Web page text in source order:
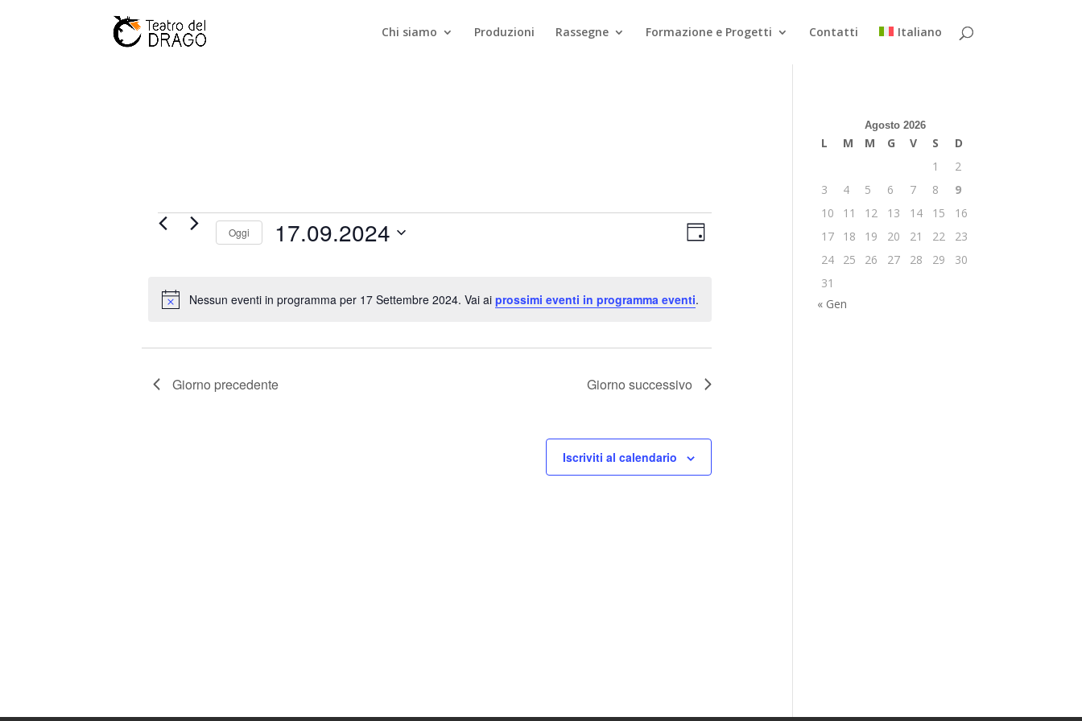
Chi siamo Produzioni Rassegne Formazione e Progetti Contatti Italiano
Eventi
Settembre Notice
Nessun eventi in programma per 17 Settembre 2024. Vai ai prossimi eventi in programma eventi.
Viste
Navigazione
Evento
Viste
Giorno
Oggi 17.09.2024
Giorno precedente Giorno successivo
Iscriviti al calendario
Agosto 2026
L M M G V S
D
1
2
3
4 5 6 7 8
9
10
11 12 13 14 15
16
17
18 19 20 21 22
23
24
25 26 27 28 29
30
31
« Gen